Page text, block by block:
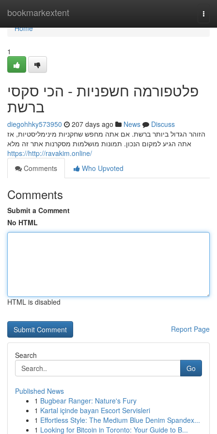
bookmarkextent
Home
Home
1
פלטפורמה חשפניות - הכי סקסי
ברשת
diegohhky573950 207 days ago News
Discuss
הזוהר הגדול ביותר ברשת. אם אתה מחפש שחקניות מינימליסטיות, אז
אתה הגיע למקום הנכון. תמונות מושלמות מסקרנות אתר זה מלא
https://http://ravakim.online/
Comments
Who Upvoted
Comments
Submit a Comment
No HTML
HTML is disabled
Report Page
Search
Go
Published News
1 Bugbear Ranger: Nature's Fury
1 Kartal içinde bayan Escort Servisleri
1 Effortless Style: The Medium Blue Denim Spandex...
1 Looking for Bitcoin in Toronto: Your Guide to B...